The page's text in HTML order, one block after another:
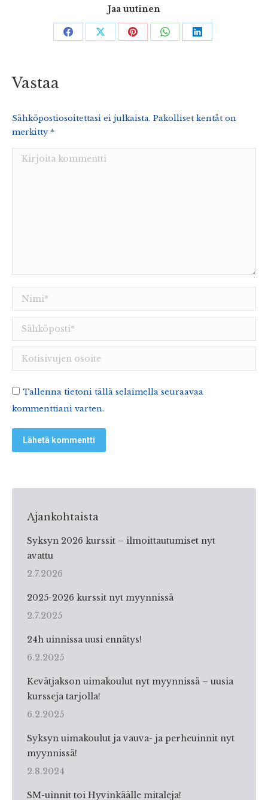
Jaa uutinen
ShareShareShareShareShare
Vastaa
Sähköpostiosoitettasi ei julkaista. Pakolliset kentät on
merkitty *
Kirjoita kommentti
Nimi *
Sähköposti *
Kotisivujen osoite
Tallenna tietoni tällä selaimella seuraavaa
kommenttiani varten.
Lähetä kommentti
Ajankohtaista
Syksyn 2026 kurssit – ilmoittautumiset nyt
avattu
2.7.2026
2025-2026 kurssit nyt myynnissä
2.7.2025
24h uinnissa uusi ennätys!
6.2.2025
Kevätjakson uimakoulut nyt myynnissä – uusia
kursseja tarjolla!
6.2.2025
Syksyn uimakoulut ja vauva- ja perheuinnit nyt
myynnissä!
2.8.2024
SM-uinnit toi Hyvinkäälle mitaleja!